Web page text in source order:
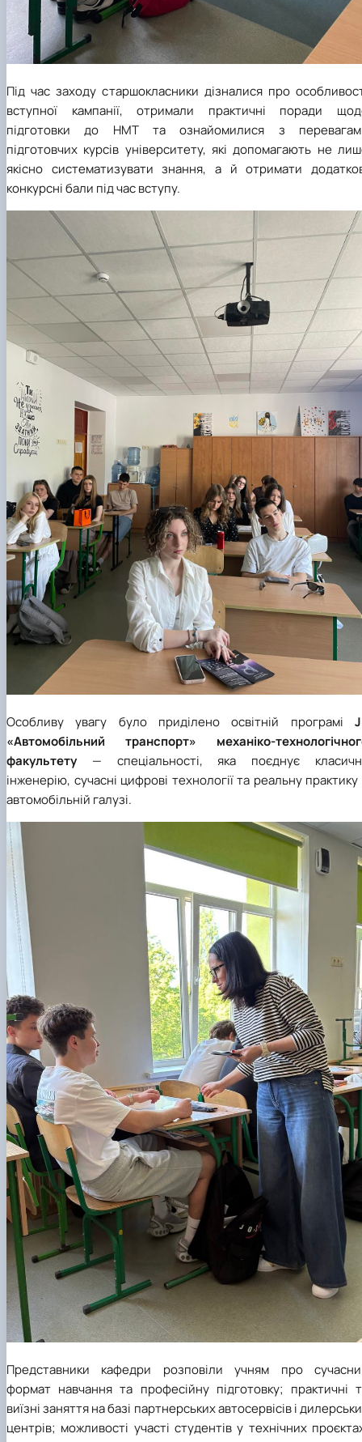
Під час заходу старшокласники дізналися про
вступної кампанії, отримали практичні поради
підготовки до НМТ та ознайомилися з
підготовчих курсів університету, які допомагають не
якісно систематизувати знання, а й отримати
конкурсні бали під час вступу.
Особливу увагу було приділено освітній програмі
«Автомобільний транспорт» механіко-
факультету— спеціальності, яка поєднує
інженерію, сучасні цифрові технології та реальну практику
автомобільній галузі.
Представники кафедри розповіли учням про
формат навчання та професійну підготовку; практичні
виїзні заняття на базі партнерських автосервісів і
центрів; можливості участі студентів у технічних